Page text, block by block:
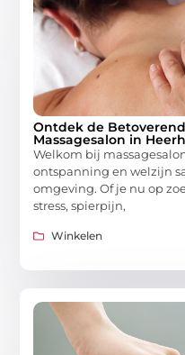
Ontdek de
Massagesalon in
Welkom bij
ontspanning en welzijn
omgeving. Of je nu op
stress, spierpijn,
Winkelen